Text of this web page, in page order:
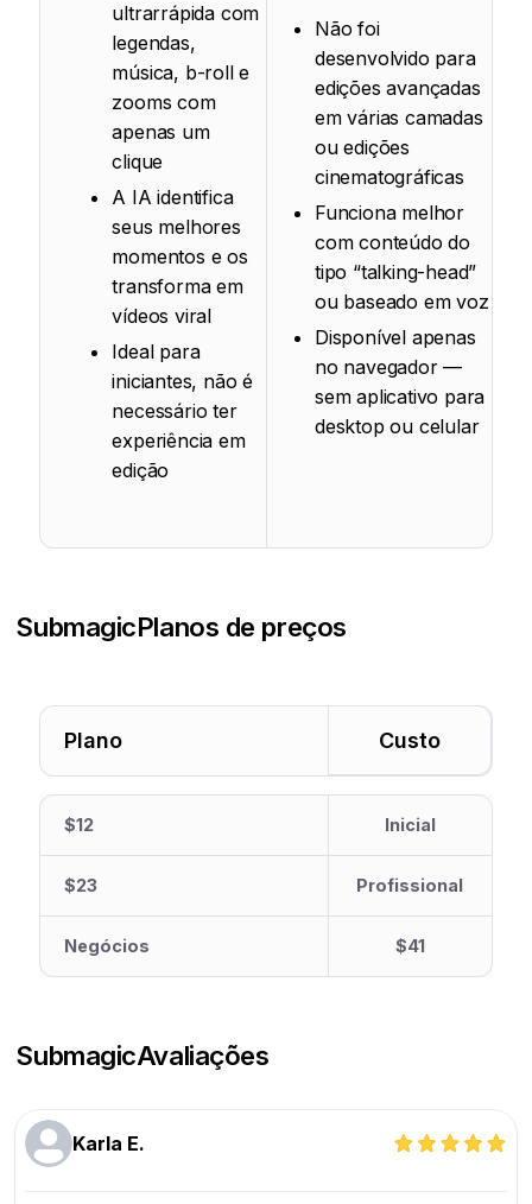
ultrarrápida com
legendas,
música, b-roll e
zooms com
apenas um
clique
A IA identifica
seus melhores
momentos e os
transforma em
vídeos viral
Ideal para
iniciantes, não é
necessário ter
experiência em
edição
Não foi
desenvolvido para
edições avançadas
em várias camadas
ou edições
cinematográficas
Funciona melhor
com conteúdo do
tipo “talking-head”
ou baseado em voz
Disponível apenas
no navegador —
sem aplicativo para
desktop ou celular
SubmagicPlanos de preços
Plano Custo
$12 Inicial
$23 Profissional
Negócios $41
SubmagicAvaliações
Karla E.